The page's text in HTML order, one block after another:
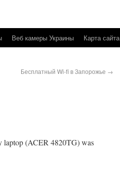
Веб камеры Украины Карта сайта
Бесплатный Wi-fi в Запорожье →
laptop (ACER 4820TG) was